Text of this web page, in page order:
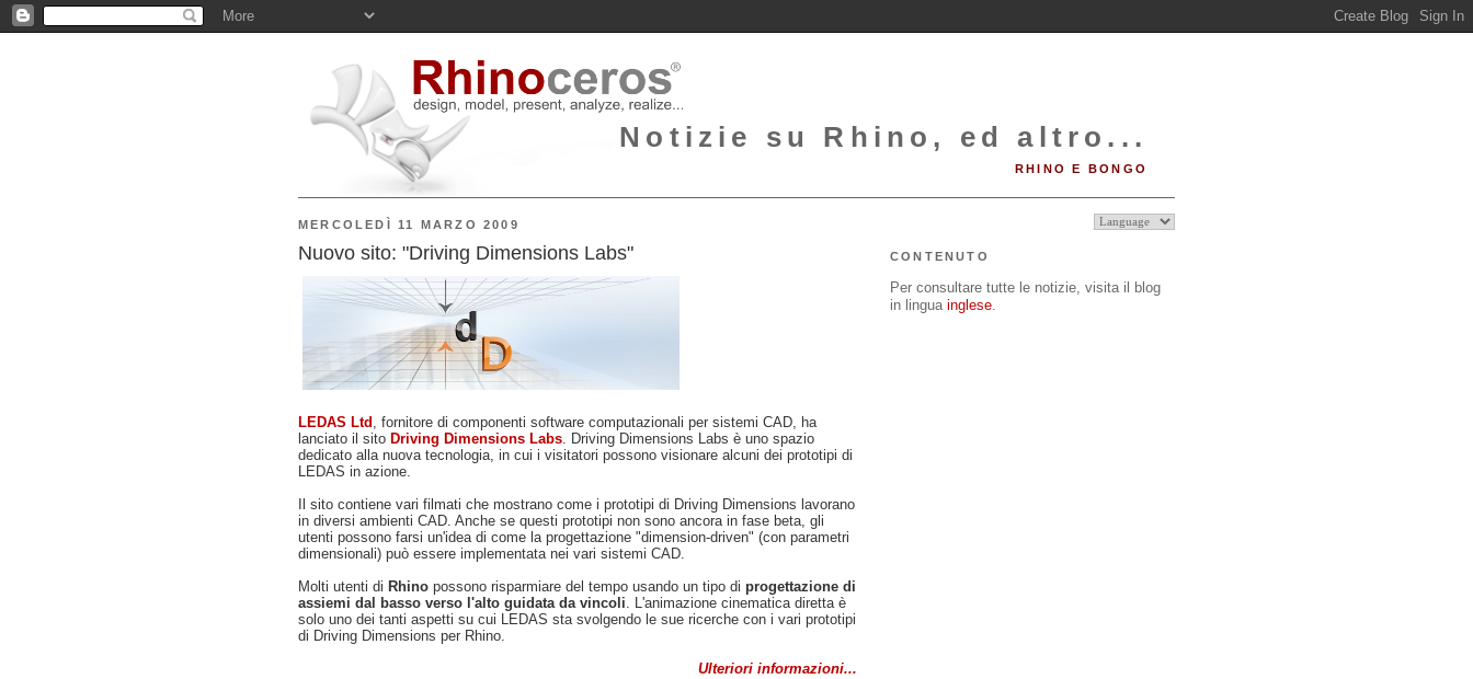
Notizie su Rhino, ed altro...
RHINO E BONGO
MERCOLEDÌ 11 MARZO 2009
Nuovo sito: "Driving Dimensions Labs"
LEDAS Ltd , fornitore di componenti software computazionali per sistemi CAD, ha
lanciato il sito Driving Dimensions Labs. Driving Dimensions Labs è uno spazio
dedicato alla nuova tecnologia, in cui i visitatori possono visionare alcuni dei prototipi di
LEDAS in azione.
Il sito contiene vari filmati che mostrano come i prototipi di Driving Dimensions lavorano
in diversi ambienti CAD. Anche se questi prototipi non sono ancora in fase beta, gli
utenti possono farsi un'idea di come la progettazione "dimension-driven" (con parametri
dimensionali) può essere implementata nei vari sistemi CAD.
Molti utenti di Rhino possono risparmiare del tempo usando un tipo di progettazione di
assiemi dal basso verso l'alto guidata da vincoli. L'animazione cinematica diretta è
solo uno dei tanti aspetti su cui LEDAS sta svolgendo le sue ricerche con i vari prototipi
di Driving Dimensions per Rhino.
Ulteriori informazioni...
CONTENUTO
Per consultare tutte le notizie, visita il blog
in lingua inglese